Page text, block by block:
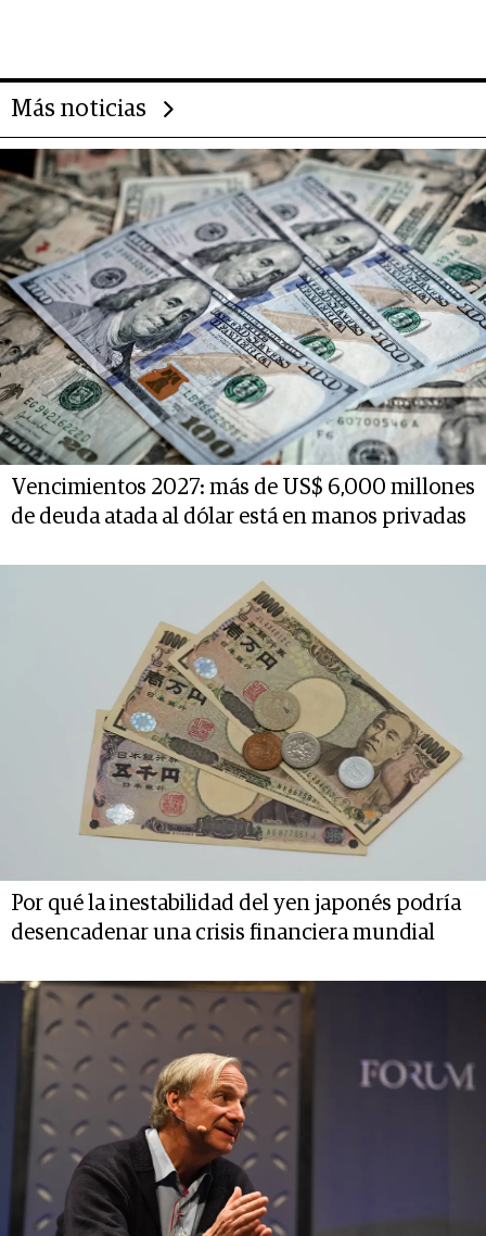
Más noticias
Vencimientos 2027: más de US$ 6,000 millones
de deuda atada al dólar está en manos privadas
Por qué la inestabilidad del yen japonés podría
desencadenar una crisis financiera mundial